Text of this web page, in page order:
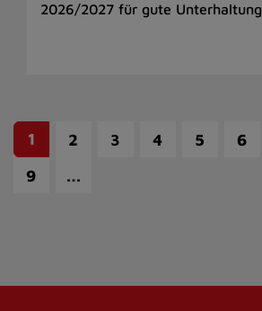
2026/2027 für gute Unterhaltung
1 2 3 4 5 6
9
…